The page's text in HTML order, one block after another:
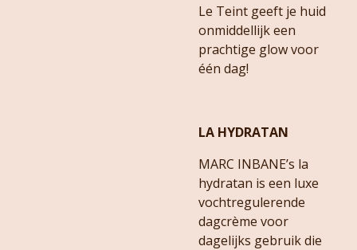
Le Teint geeft je huid
onmiddellijk een
prachtige glow voor
één dag!
LA HYDRATAN
MARC INBANE’s la
hydratan is een luxe
vochtregulerende
dagcrème voor
dagelijks gebruik die